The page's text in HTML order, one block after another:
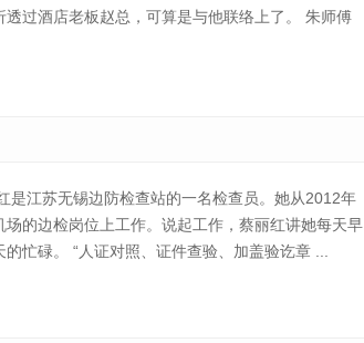
过酒店老板赵总，可算是与他联络上了。 朱师傅
是江苏无锡边防检查站的一名检查员。她从2012年
的边检岗位上工作。说起工作，蔡丽红讲她每天早
忙碌。 “人证对照、证件查验、加盖验讫章 ...